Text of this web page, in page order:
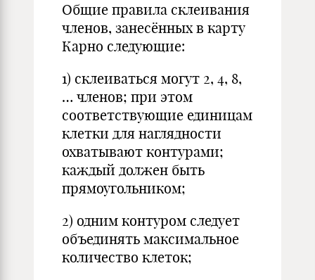
Общие правила склеивания
членов, занесённых в карту
Карно следующие:
1) склеиваться могут 2, 4, 8,
… членов; при этом
соответствующие единицам
клетки для наглядности
охватывают контурами;
каждый должен быть
прямоугольником;
2) одним контуром следует
объединять максимальное
количество клеток;